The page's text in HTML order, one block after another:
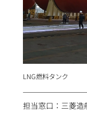
LNG燃料タンク
担当窓口：三菱造